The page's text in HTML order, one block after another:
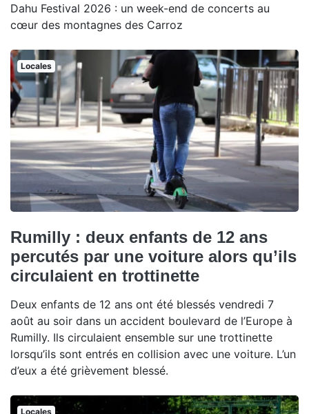
Dahu Festival 2026 : un week-end de concerts au
cœur des montagnes des Carroz
Locales
Rumilly : deux enfants de 12 ans
percutés par une voiture alors qu’ils
circulaient en trottinette
Deux enfants de 12 ans ont été blessés vendredi 7
août au soir dans un accident boulevard de l’Europe à
Rumilly. Ils circulaient ensemble sur une trottinette
lorsqu’ils sont entrés en collision avec une voiture. L’un
d’eux a été grièvement blessé.
Locales